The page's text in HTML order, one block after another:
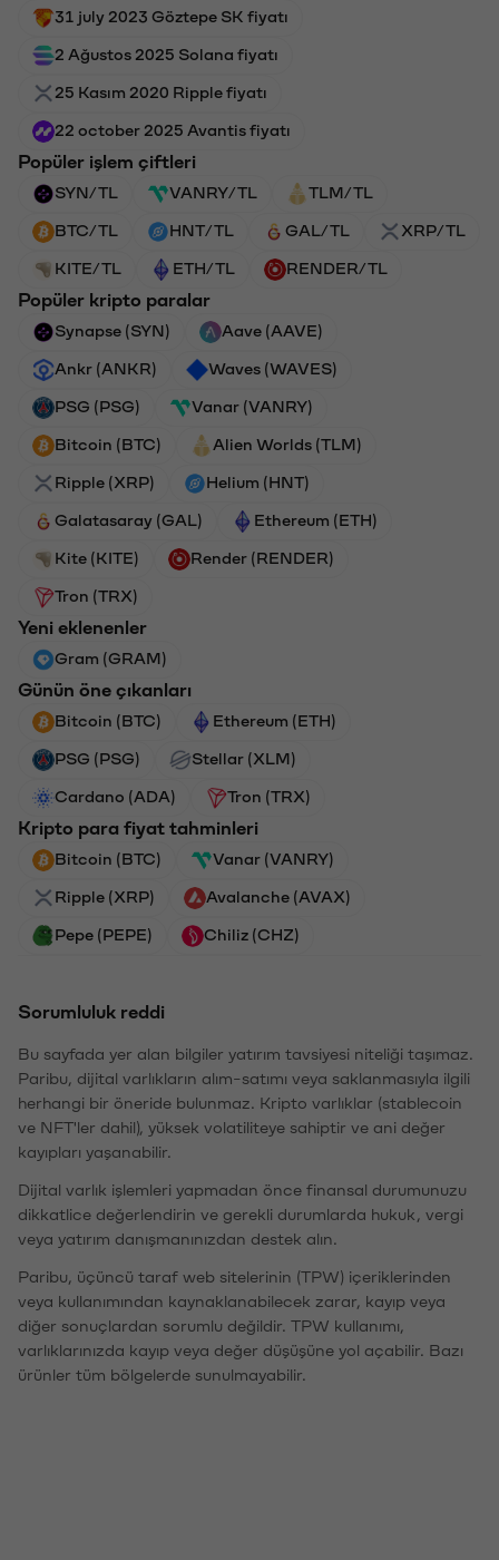
31 july 2023 Göztepe SK fiyatı
2 Ağustos 2025 Solana fiyatı
25 Kasım 2020 Ripple fiyatı
22 october 2025 Avantis fiyatı
Popüler işlem çiftleri
SYN/TL VANRY/TL TLM/TL
BTC/TL HNT/TL GAL/TL XRP/TL
KITE/TL ETH/TL RENDER/TL
Popüler kripto paralar
Synapse (SYN) Aave (AAVE)
Ankr (ANKR) Waves (WAVES)
PSG (PSG) Vanar (VANRY)
Bitcoin (BTC) Alien Worlds (TLM)
Ripple (XRP) Helium (HNT)
Galatasaray (GAL) Ethereum (ETH)
Kite (KITE) Render (RENDER)
Tron (TRX)
Yeni eklenenler
Gram (GRAM)
Günün öne çıkanları
Bitcoin (BTC) Ethereum (ETH)
PSG (PSG) Stellar (XLM)
Cardano (ADA) Tron (TRX)
Kripto para fiyat tahminleri
Bitcoin (BTC) Vanar (VANRY)
Ripple (XRP) Avalanche (AVAX)
Pepe (PEPE) Chiliz (CHZ)
Sorumluluk reddi
Bu sayfada yer alan bilgiler yatırım tavsiyesi niteliği taşımaz.
Paribu, dijital varlıkların alım-satımı veya saklanmasıyla ilgili
herhangi bir öneride bulunmaz. Kripto varlıklar (stablecoin
ve NFT'ler dahil), yüksek volatiliteye sahiptir ve ani değer
kayıpları yaşanabilir.
Dijital varlık işlemleri yapmadan önce finansal durumunuzu
dikkatlice değerlendirin ve gerekli durumlarda hukuk, vergi
veya yatırım danışmanınızdan destek alın.
Paribu, üçüncü taraf web sitelerinin (TPW) içeriklerinden
veya kullanımından kaynaklanabilecek zarar, kayıp veya
diğer sonuçlardan sorumlu değildir. TPW kullanımı,
varlıklarınızda kayıp veya değer düşüşüne yol açabilir. Bazı
ürünler tüm bölgelerde sunulmayabilir.